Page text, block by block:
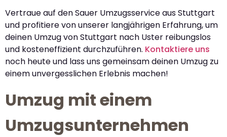
Vertraue auf den Sauer Umzugsservice aus Stuttgart
und profitiere von unserer langjährigen Erfahrung, um
deinen Umzug von Stuttgart nach Uster reibungslos
und kosteneffizient durchzuführen. Kontaktiere uns
noch heute und lass uns gemeinsam deinen Umzug zu
einem unvergesslichen Erlebnis machen!
Umzug mit einem
Umzugsunternehmen